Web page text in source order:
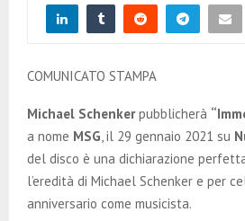
N
U
COMUNICATO STAMPA
Michael Schenkerpubblicherà
a nome MSG , il 29 gennaio 2021 su
del disco è una dichiarazione
l’eredità di Michael Schenker e per
anniversario come musicista.